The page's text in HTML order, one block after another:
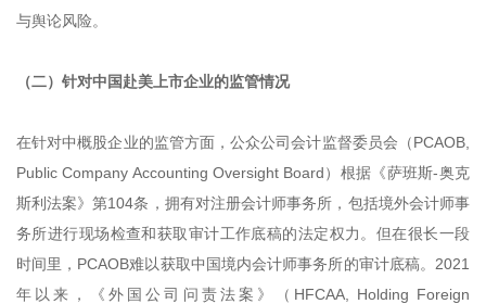
与舆论风险。
（二）针对中国赴美上市企业的监管情况
在针对中概股企业的监管方面，公众公司会计监督委员会（PCAOB,
Public Company Accounting Oversight Board）根据《萨班斯-奥克
斯利法案》第104条，拥有对注册会计师事务所，包括境外会计师事
务所进行现场检查和获取审计工作底稿的法定权力。但在很长一段
时间里，PCAOB难以获取中国境内会计师事务所的审计底稿。2021
年以来，《外国公司问责法案》（HFCAA, Holding Foreign